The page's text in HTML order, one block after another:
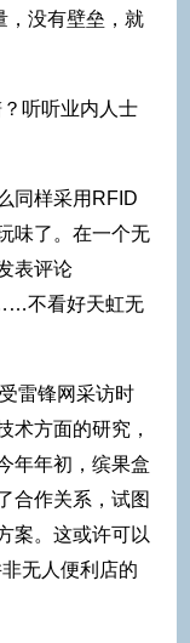
，没有壁垒，就
同样采用RFID
味了。在一个无
表评论
不看好天虹无
雷锋网采访时
术方面的研究，
年年初，缤果盒
合作关系，试图
案。这或许可以
无人便利店的